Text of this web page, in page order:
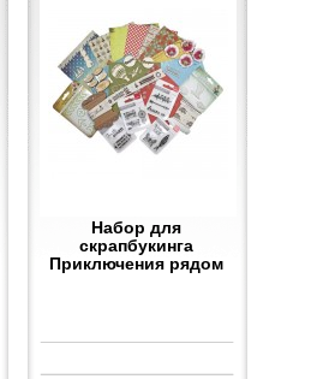
Набор для
скрапбукинга
Приключения рядом